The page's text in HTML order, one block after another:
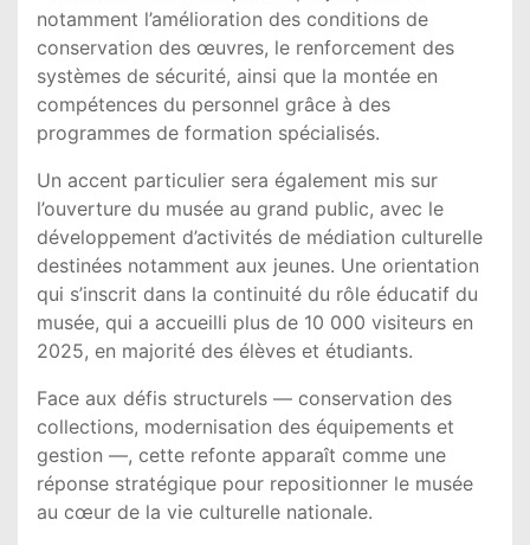
notamment l’amélioration des conditions de
conservation des œuvres, le renforcement des
systèmes de sécurité, ainsi que la montée en
compétences du personnel grâce à des
programmes de formation spécialisés.
Un accent particulier sera également mis sur
l’ouverture du musée au grand public, avec le
développement d’activités de médiation culturelle
destinées notamment aux jeunes. Une orientation
qui s’inscrit dans la continuité du rôle éducatif du
musée, qui a accueilli plus de 10 000 visiteurs en
2025, en majorité des élèves et étudiants.
Face aux défis structurels — conservation des
collections, modernisation des équipements et
gestion —, cette refonte apparaît comme une
réponse stratégique pour repositionner le musée
au cœur de la vie culturelle nationale.